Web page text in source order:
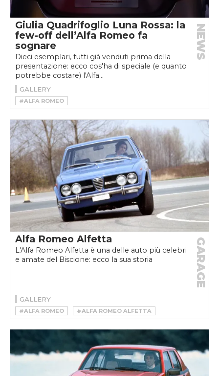
Giulia Quadrifoglio Luna Rossa: la
few-off dell’Alfa Romeo fa
sognare
Dieci esemplari, tutti già venduti prima della
presentazione: ecco cos'ha di speciale (e quanto
potrebbe costare) l'Alfa...
NEWS
GALLERY
#ALFA ROMEO
#ALFA ROMEO GIULIA QUADRIFOGLIO
#ALFA ROMEO GIULIA QUADRIFOGLIO LUNA ROSSA
Alfa Romeo Alfetta
L'Alfa Romeo Alfetta è una delle auto più celebri
e amate del Biscione: ecco la sua storia
GARAGE
GALLERY
#ALFA ROMEO
#ALFA ROMEO ALFETTA
#ALFA ROMEO ALFETTA STORIA